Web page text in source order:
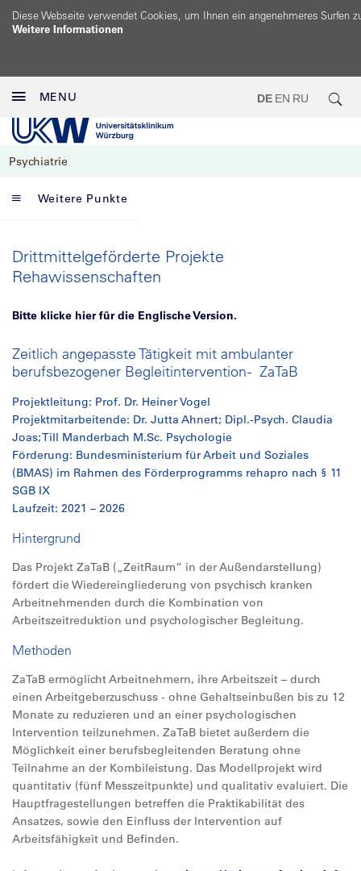
Diese Webseite verwendet Cookies, um Ihnen ein angenehmeres Surfen
Weitere Informationen
MENU DE EN RU
Psychiatrie
Weitere Punkte
Drittmittelgeförderte Projekte
Rehawissenschaften
Bitte klicke hier für die Englische Version.
Zeitlich angepasste Tätigkeit mit ambulanter
berufsbezogener Begleitintervention - ZaTaB
Projektleitung: Prof. Dr. Heiner Vogel
Projektmitarbeitende: Dr. Jutta Ahnert; Dipl.-Psych. Claudia
Joas; Till Manderbach M.Sc. Psychologie
Förderung: Bundesministerium für Arbeit und Soziales
(BMAS) im Rahmen des Förderprogramms rehapro nach § 11
SGB IX
Laufzeit: 2021 – 2026
Hintergrund
Das Projekt ZaTaB („ZeitRaum“ in der Außendarstellung)
fördert die Wiedereingliederung von psychisch kranken
Arbeitnehmenden durch die Kombination von
Arbeitszeitreduktion und psychologischer Begleitung.
Methoden
ZaTaB ermöglicht Arbeitnehmern, ihre Arbeitszeit – durch
einen Arbeitgeberzuschuss - ohne Gehaltseinbußen bis zu 12
Monate zu reduzieren und an einer psychologischen
Intervention teilzunehmen. ZaTaB bietet außerdem die
Möglichkeit einer berufsbegleitenden Beratung ohne
Teilnahme an der Kombileistung. Das Modellprojekt wird
quantitativ (fünf Messzeitpunkte) und qualitativ evaluiert. Die
Hauptfragestellungen betreffen die Praktikabilität des
Ansatzes, sowie den Einfluss der Intervention auf
Arbeitsfähigkeit und Befinden.